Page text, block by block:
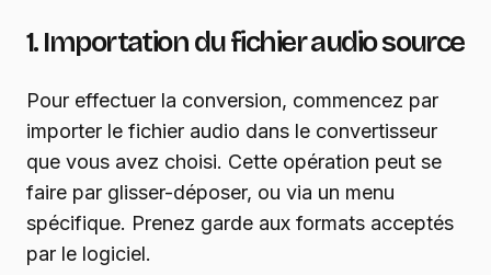
1. Importation du fichier audio source
Pour effectuer la conversion, commencez par
importer le fichier audio dans le convertisseur
que vous avez choisi. Cette opération peut se
faire par glisser-déposer, ou via un menu
spécifique. Prenez garde aux formats acceptés
par le logiciel.